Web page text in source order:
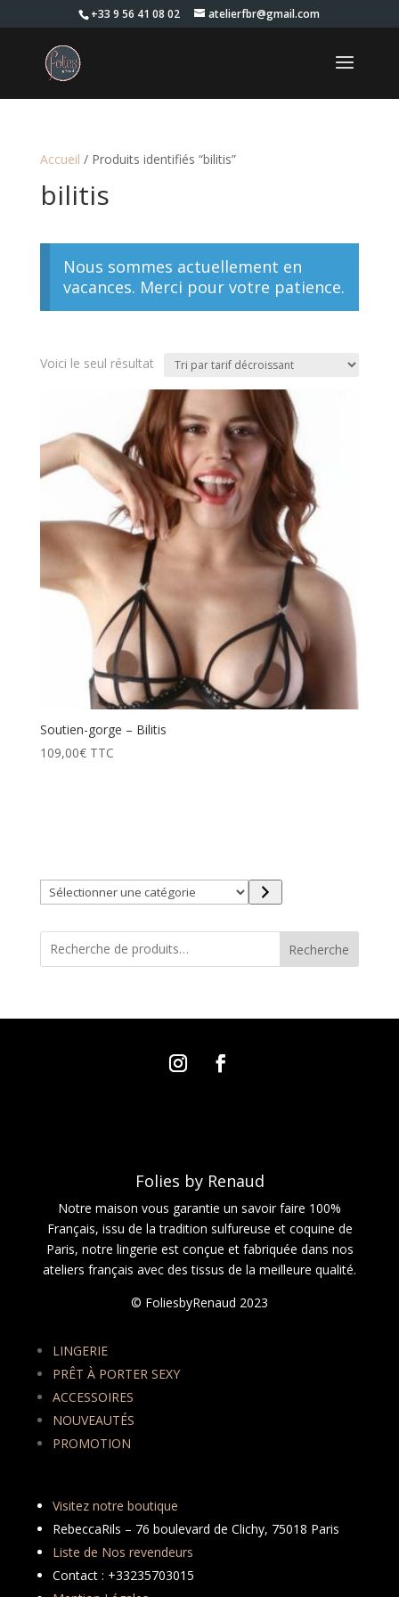
+33 9 56 41 08 02 atelierfbr@gmail.com
Accueil / Produits identifiés “bilitis”
bilitis
Nous sommes actuellement en
vacances. Merci pour votre patience.
Voici le seul résultat
Soutien-gorge – Bilitis
109,00€ TTC
Sélectionner
une
catégorie
Recherche
Folies by Renaud
Notre maison vous garantie un savoir faire 100%
Français, issu de la tradition sulfureuse et coquine de
Paris, notre lingerie est conçue et fabriquée dans nos
ateliers français avec des tissus de la meilleure qualité.
© FoliesbyRenaud 2023
LINGERIE
PRÊT À PORTER SEXY
ACCESSOIRES
NOUVEAUTÉS
PROMOTION
Visitez notre boutique
RebeccaRils – 76 boulevard de Clichy, 75018 Paris
Liste de Nos revendeurs
Contact : +33235703015